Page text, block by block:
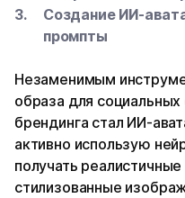
Создание ИИ-
промпты
Незаменимым
образа для
брендинга стал ИИ-
активно использую
получать
стилизованные